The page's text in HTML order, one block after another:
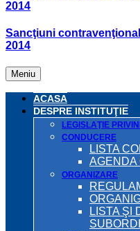
2014
Sancţiuni
2014
Meniu
ACASA
DESPRE INSTITUŢIE
LEGISLAŢIE
CONDUCERE
LISTA
AGENDA
ORGANIZARE
LISTA ŞI